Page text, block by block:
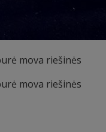
mova riešinės
mova riešinės